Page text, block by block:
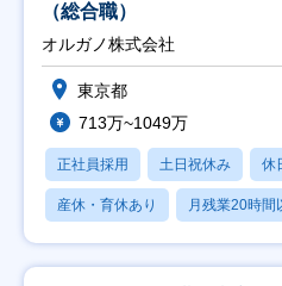
（総合職）
オルガノ株式会社
東京都
713万~1049万
正社員採用 土日祝休み 休
産休・育休あり 月残業20時間